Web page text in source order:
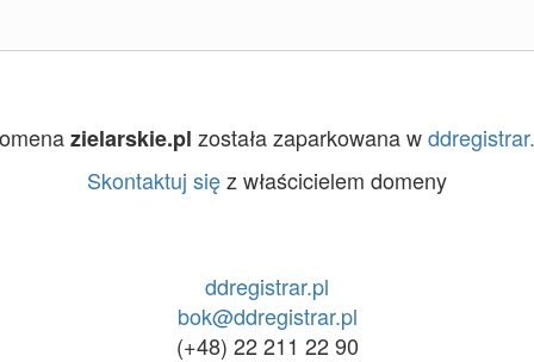
zielarskie.pl została zaparkowana w
Skontaktuj sięz właścicielem domeny
ddregistrar.pl
bok@ddregistrar.pl
(+48) 22 211 22 90